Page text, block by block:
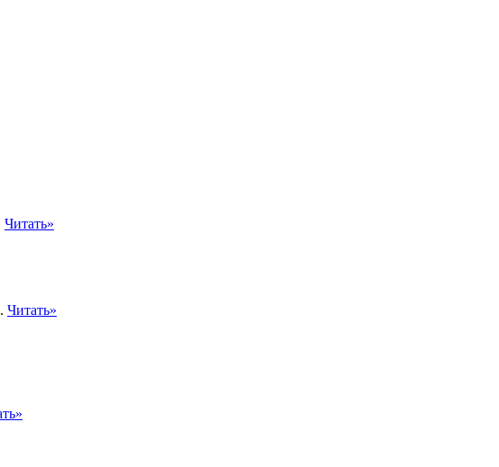
Читать»
Читать»